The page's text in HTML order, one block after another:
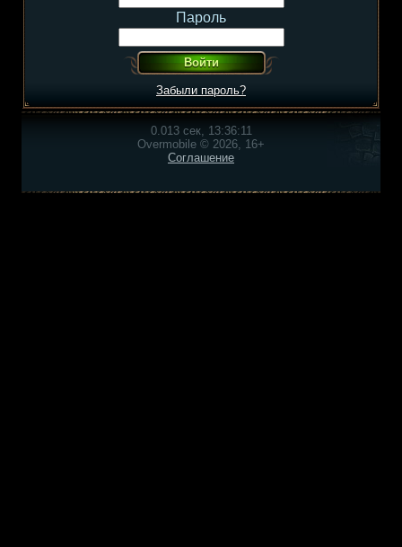
Пароль
Забыли пароль?
0.013 сек, 13:36:11
Overmobile © 2026, 16+
Соглашение